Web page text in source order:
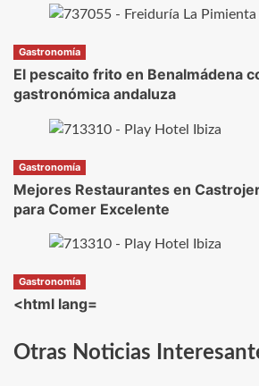
Gastronomía
El pescaito frito en Benalmádena
gastronómica andaluza
Gastronomía
Mejores Restaurantes en
para Comer Excelente
Gastronomía
<html lang=
Otras Noticias